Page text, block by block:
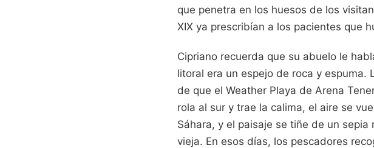
que penetra en los huesos de los
XIX ya prescribían a los pacientes que
Cipriano recuerda que su abuelo le
litoral era un espejo de roca y
de que el Weather Playa de Arena
rola al sur y trae la calima, el aire se
Sáhara, y el paisaje se tiñe de un
vieja. En esos días, los pescadores